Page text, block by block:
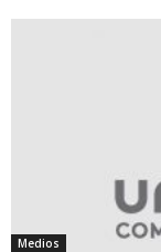
Medios